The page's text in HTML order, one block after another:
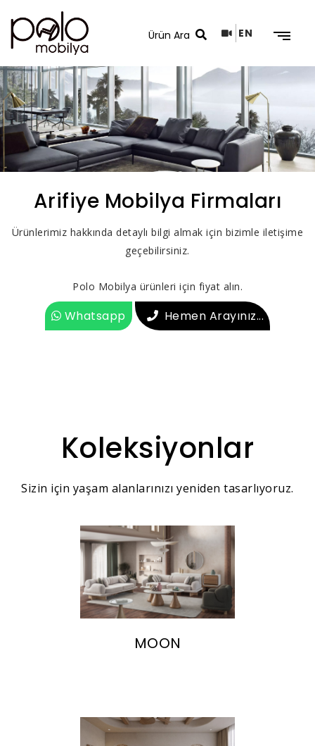
EN
Arifiye Mobilya Firmaları
Ürünlerimiz hakkında detaylı bilgi almak için bizimle iletişime
geçebilirsiniz.
Polo Mobilya ürünleri için fiyat alın.
Whatsapp Hemen Arayınız...
Koleksiyonlar
Sizin için yaşam alanlarınızı yeniden tasarlıyoruz.
MOON
Arama Sonuçları